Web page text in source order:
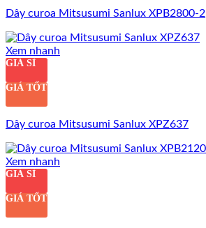
Dây curoa Mitsusumi Sanlux XPB2800-2
Xem nhanh
GIÁ SỈ
GIÁ TỐT
Dây curoa Mitsusumi Sanlux XPZ637
Xem nhanh
GIÁ SỈ
GIÁ TỐT